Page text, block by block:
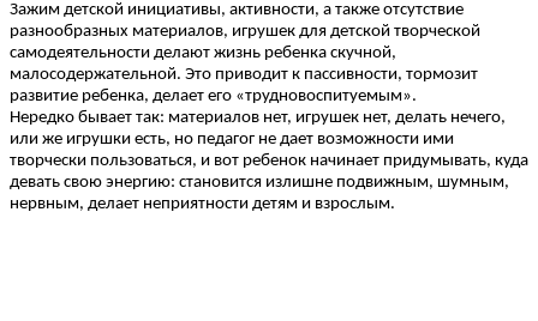
Зажим детской инициативы, активности, а также отсутствие
разнообразных материалов, игрушек для детской творческой
самодеятельности делают жизнь ребенка скучной,
малосодержательной. Это приводит к пассивности, тормозит
развитие ребенка, делает его «трудновоспитуемым».
Нередко бывает так: материалов нет, игрушек нет, делать нечего,
или же игрушки есть, но педагог не дает возможности ими
творчески пользоваться, и вот ребенок начинает придумывать, куда
девать свою энергию: становится излишне подвижным, шумным,
нервным, делает неприятности детям и взрослым.